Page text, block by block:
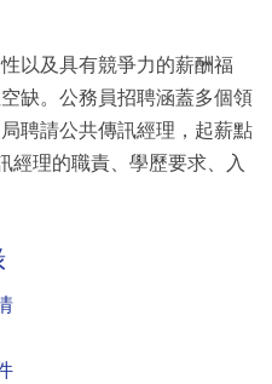
以及具有競爭力的薪酬福
缺。公務員招聘涵蓋多個領
聘請公共傳訊經理，起薪點
經理的職責、學歷要求、入